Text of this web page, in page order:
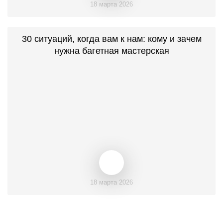
18 марта 2026
30 ситуаций, когда вам к нам: кому и зачем
нужна багетная мастерская
18 марта 2026